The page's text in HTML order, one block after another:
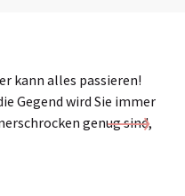
kann alles passieren!
Gegend wird Sie immer
genug sind,